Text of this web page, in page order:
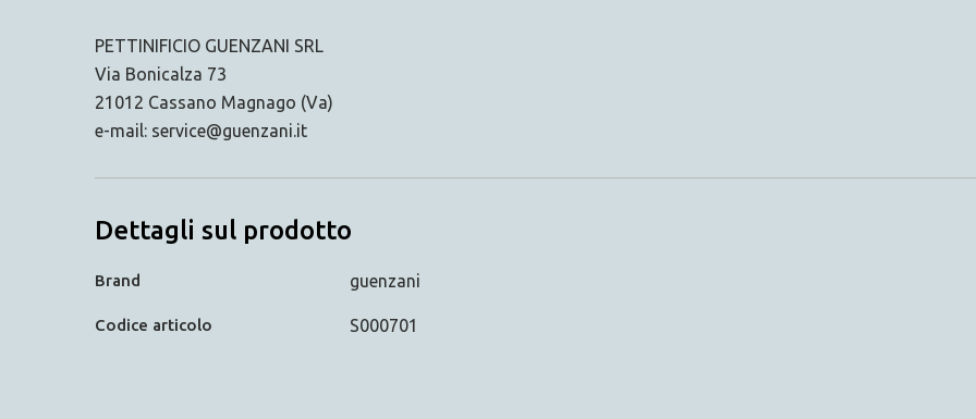
PETTINIFICIO GUENZANI SRL
Via Bonicalza 73
21012 Cassano Magnago (Va)
e-mail: service@guenzani.it
Dettagli sul prodotto
Brand guenzani
Codice articolo S000701